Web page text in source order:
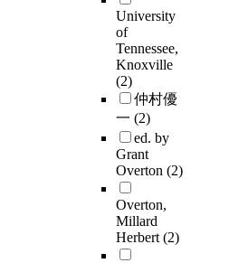
University
of
Tennessee,
Knoxville
(2)
仲村優
一 (2)
ed. by
Grant
Overton (2)
Overton,
Millard
Herbert(2)